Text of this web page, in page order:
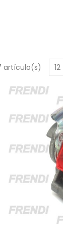
artículo(s) 12